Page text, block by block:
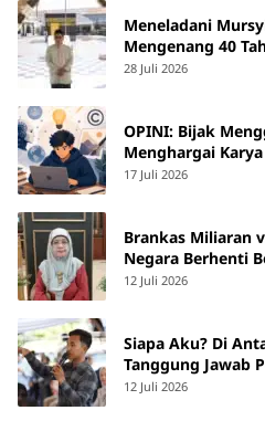
Meneladani
Mengenang 40
Yunus Martan
28 Juli 2026
OPINI: Bijak
Menghargai
17 Juli 2026
Brankas Miliaran
Negara Berhenti
12 Juli 2026
Siapa Aku? Di
Tanggung Jawab
12 Juli 2026